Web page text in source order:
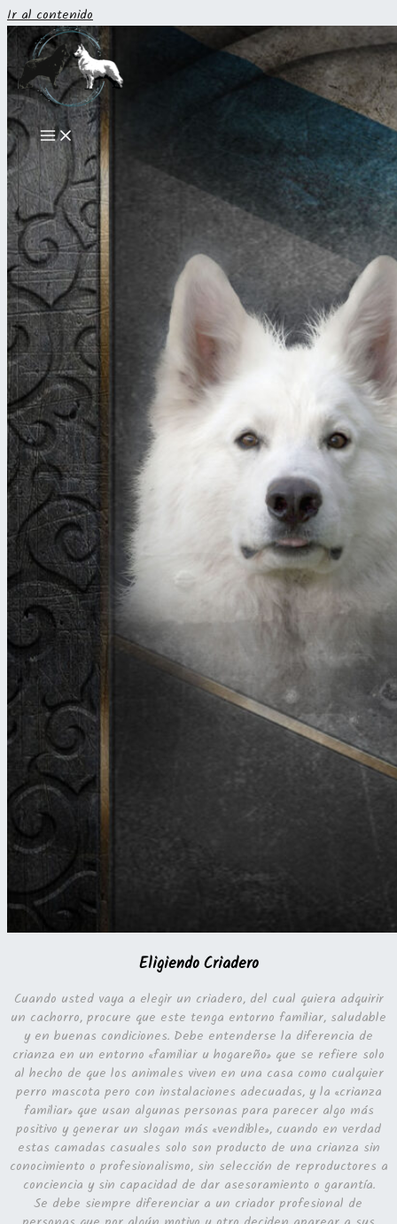
Ir al contenido
Eligiendo Criadero
Cuando usted vaya a elegir un criadero, del cual quiera adquirir
un cachorro, procure que este tenga entorno familiar, saludable
y en buenas condiciones. Debe entenderse la diferencia de
crianza en un entorno «familiar u hogareño» que se refiere solo
al hecho de que los animales viven en una casa como cualquier
perro mascota pero con instalaciones adecuadas, y la «crianza
familiar» que usan algunas personas para parecer algo más
positivo y generar un slogan más «vendible», cuando en verdad
estas camadas casuales solo son producto de una crianza sin
conocimiento o profesionalismo, sin selección de reproductores a
conciencia y sin capacidad de dar asesoramiento o garantía.
Se debe siempre diferenciar a un criador profesional de